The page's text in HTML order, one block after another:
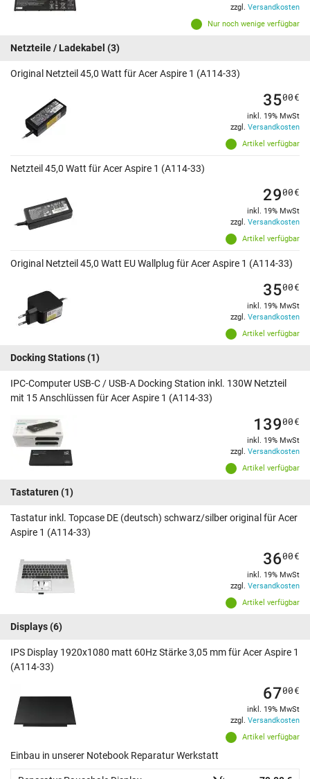
Nur noch wenige verfügbar
zzgl. Versandkosten
Netzteile / Ladekabel (3)
Original Netzteil 45,0 Watt für Acer Aspire 1 (A114-33)
Artikel verfügbar
3500€
inkl. 19% MwSt
zzgl. Versandkosten
Netzteil 45,0 Watt für Acer Aspire 1 (A114-33)
Artikel verfügbar
2900€
inkl. 19% MwSt
zzgl. Versandkosten
Original Netzteil 45,0 Watt EU Wallplug für Acer Aspire 1 (A114-33)
Artikel verfügbar
3500€
inkl. 19% MwSt
zzgl. Versandkosten
Docking Stations(1)
IPC-Computer USB-C / USB-A Docking Station inkl. 130W Netzteil
mit 15 Anschlüssen für Acer Aspire 1 (A114-33)
Artikel verfügbar
13900€
inkl. 19% MwSt
zzgl. Versandkosten
Tastaturen (1)
Tastatur inkl. Topcase DE (deutsch) schwarz/silber original für Acer
Aspire 1 (A114-33)
Artikel verfügbar
3600€
inkl. 19% MwSt
zzgl. Versandkosten
Displays(6)
IPS Display 1920x1080 matt 60Hz Stärke 3,05 mm für Acer Aspire 1
(A114-33)
Artikel verfügbar
6700€
inkl. 19% MwSt
zzgl. Versandkosten
Einbau in unserer Notebook Reparatur Werkstatt